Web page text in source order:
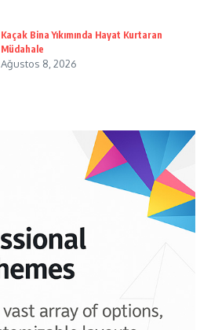
Kaçak Bina Yıkımında Hayat Kurtaran
Müdahale
Ağustos 8, 2026